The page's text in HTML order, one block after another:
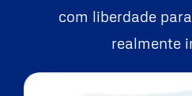
com liberdade
realmente